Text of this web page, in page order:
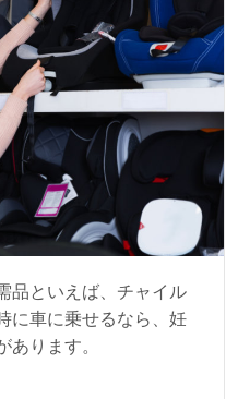
品といえば、チャイル
に車に乗せるなら、妊
あります。